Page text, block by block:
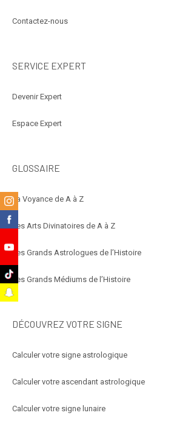
Contactez-nous
SERVICE EXPERT
Devenir Expert
Espace Expert
GLOSSAIRE
La Voyance de A à Z
Les Arts Divinatoires de A à Z
Les Grands Astrologues de l’Histoire
Les Grands Médiums de l’Histoire
DÉCOUVREZ VOTRE SIGNE
Calculer votre signe astrologique
Calculer votre ascendant astrologique
Calculer votre signe lunaire